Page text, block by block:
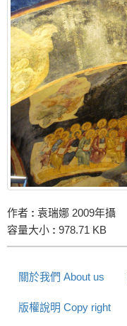
作者 : 袁瑞娜 2009年攝
容量大小 : 978.71 KB
關於我們 About us
版權說明 Copy right